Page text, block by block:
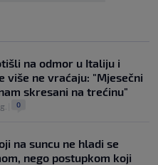
na odmor u Italiju i
više ne vraćaju: "Mjesečni
skresani na trećinu"
0
na suncu ne hladi se
nego postupkom koji